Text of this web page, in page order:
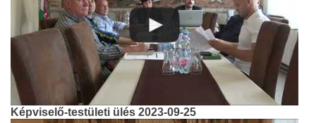
Képviselő-testületi ülés 2023-09-25